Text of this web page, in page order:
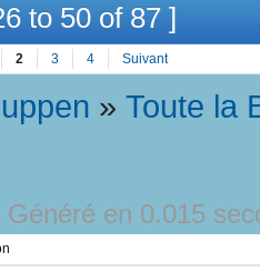
to 50 of 87 ]
2 3 4 Suivant
»Toute la
Généré en 0.015